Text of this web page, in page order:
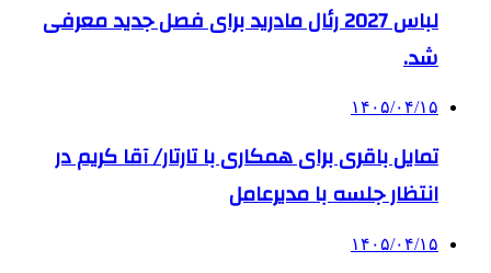
لباس 2027 رئال مادرید برای فصل جدید معرفی
شد.
۱۴۰۵/۰۴/۱۵
تمایل باقری برای همکاری با تارتار/ آقا کریم در
انتظار جلسه با مدیرعامل
۱۴۰۵/۰۴/۱۵